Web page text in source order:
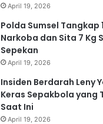
April 19, 2026
Polda Sumsel Tangkap
Narkoba dan Sita 7 Kg
Sepekan
April 19, 2026
Insiden Berdarah Leny
Keras Sepakbola yang
Saat Ini
April 19, 2026